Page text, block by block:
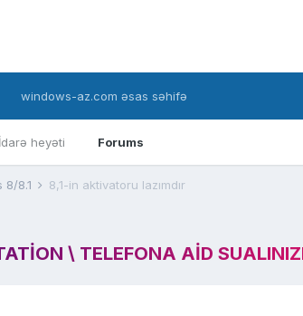
İdarə heyəti Forums
windows-az.com əsas səhifə
8/8.1 8,1-in aktivatoru lazımdır
\ TELEFONA AID